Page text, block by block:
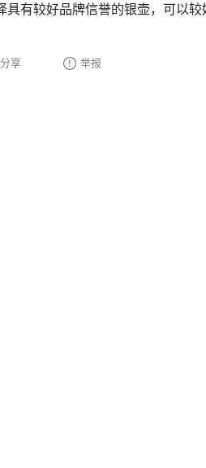
具有较好品牌信誉的银壶，可以较
分享 举报